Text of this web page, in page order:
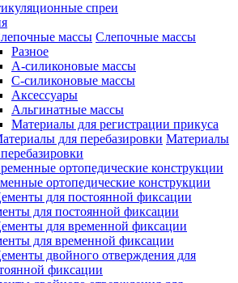
спреи
Слепочные массы
Разное
А-силиконовые массы
С-силиконовые массы
Аксессуары
Альгинатные массы
Материалы для регистрации прикуса
Материалы
ортопедические конструкции
для постоянной фиксации
для временной фиксации